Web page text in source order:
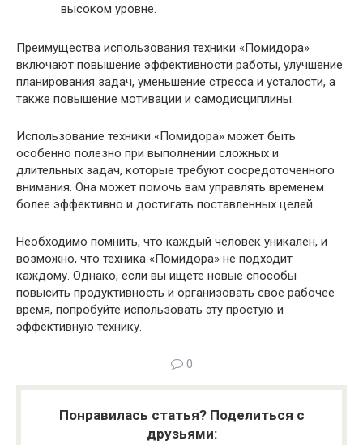
высоком уровне.
Преимущества использования техники «Помидора»
включают повышение эффективности работы, улучшение
планирования задач, уменьшение стресса и усталости, а
также повышение мотивации и самодисциплины.
Использование техники «Помидора» может быть
особенно полезно при выполнении сложных и
длительных задач, которые требуют сосредоточенного
внимания. Она может помочь вам управлять временем
более эффективно и достигать поставленных целей.
Необходимо помнить, что каждый человек уникален, и
возможно, что техника «Помидора» не подходит
каждому. Однако, если вы ищете новые способы
повысить продуктивность и организовать свое рабочее
время, попробуйте использовать эту простую и
эффективную технику.
0
Понравилась статья? Поделиться с
друзьями: